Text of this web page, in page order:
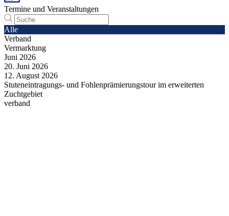
Termine und Veranstaltungen
Alle
Verband
Vermarktung
Juni 2026
20. Juni 2026
12. August 2026
Stuteneintragungs- und Fohlenprämierungstour im erweiterten
Zuchtgebiet
verband